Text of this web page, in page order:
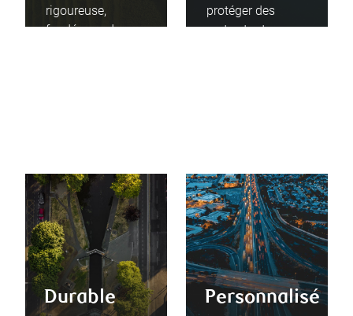
rigoureuse,
fondée sur des
protéger des
pertes tout en
Durable Personnalisé